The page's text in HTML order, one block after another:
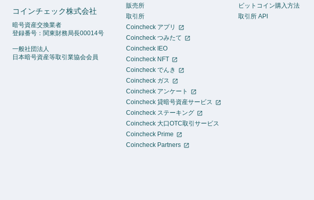
コインチェック株式会社
暗号資産交換業者
登録番号：関東財務局長00014号
一般社団法人
日本暗号資産等取引業協会会員
販売所
取引所
Coincheck アプリ
Coincheck つみたて
Coincheck IEO
Coincheck NFT
Coincheck でんき
Coincheck ガス
Coincheck アンケート
Coincheck 貸暗号資産サービス
Coincheck ステーキング
Coincheck 大口OTC取引サービス
Coincheck Prime
Coincheck Partners
ビットコイン購入方法
取引所 API